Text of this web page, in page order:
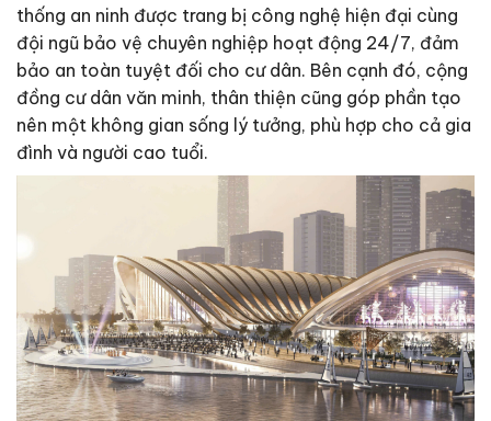
thống an ninh được trang bị công nghệ hiện đại cùng
đội ngũ bảo vệ chuyên nghiệp hoạt động 24/7, đảm
bảo an toàn tuyệt đối cho cư dân. Bên cạnh đó, cộng
đồng cư dân văn minh, thân thiện cũng góp phần tạo
nên một không gian sống lý tưởng, phù hợp cho cả gia
đình và người cao tuổi.